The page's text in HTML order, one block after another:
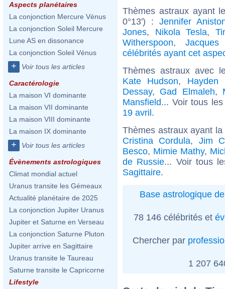
Aspects planétaires
La conjonction Mercure Vénus
La conjonction Soleil Mercure
Lune AS en dissonance
La conjonction Soleil Vénus
+ Voir tous les articles
Caractérologie
La maison VI dominante
La maison VII dominante
La maison VIII dominante
La maison IX dominante
+ Voir tous les articles
Évènements astrologiques
Climat mondial actuel
Uranus transite les Gémeaux
Actualité planétaire de 2025
La conjonction Jupiter Uranus
Jupiter et Saturne en Verseau
La conjonction Saturne Pluton
Jupiter arrive en Sagittaire
Uranus transite le Taureau
Saturne transite le Capricorne
Lifestyle
Thèmes astraux ayant
0°13') : Jennifer
Jones, Nikola Tesla,
Witherspoon, Jacques
célébrités ayant cet
Thèmes astraux avec
Kate Hudson, Hayden
Dessay, Gad Elmaleh,
Mansfield... Voir tous
19 avril.
Thèmes astraux ayant
Cristina Cordula, Jim
Besco, Mimie Mathy,
de Russie... Voir tous
Sagittaire.
Base astrologique
78 146 célébrités et
Chercher par
1 207